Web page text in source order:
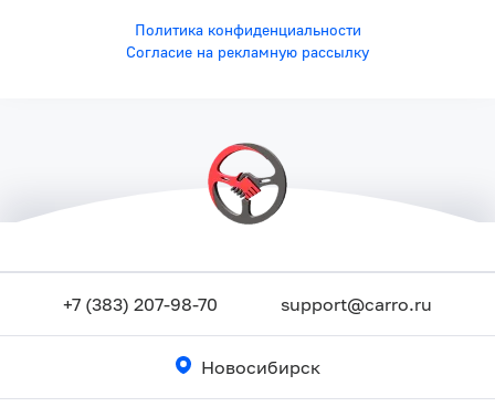
Политика конфиденциальности
Согласие на рекламную рассылку
+7 (383) 207-98-70 support@carro.ru
Новосибирск